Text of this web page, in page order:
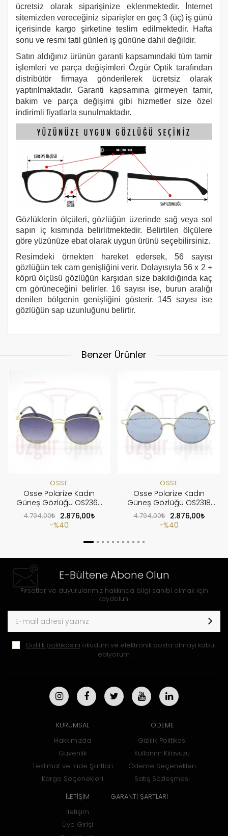
ücretsiz olarak siparişinize eklenmektedir. İnternet
sitemizden vereceğiniz siparişler en geç 3 (üç) iş günü
içerisinde kargo şirketine teslim edilmektedir. Hafta
sonu ve resmi tatil günleri iş gününe dahil değildir.
Satın aldığınız ürünün garanti kapsamındaki tüm tamir
işlemleri ve parça değişimleri Özgür Optik tarafından
distribütör firmaya gönderilerek ücretsiz olarak
yaptırılmaktadır. Garanti kapsamına girmeyen tamir,
bakım ve parça değişimi gibi hizmetler size özel
indirimli fiyatlarla sunulmaktadır.
Gözlüklerin ölçüleri, gözlüğün üzerinde sağ veya sol
sapın iç kısmında belirlitmektedir. Belirtilen ölçülere
göre yüzünüze ebat olarak uygun ürünü seçebilirsiniz.
Resimdeki örnekten hareket edersek, 56 sayısı
gözlüğün tek cam genişliğini verir. Dolayısıyla 56 x 2 +
köprü ölçüsü gözlüğün karşıdan size bakıldığında kaç
cm görüneceğini belirler. 16 sayısı ise, burun aralığı
denilen bölgenin genişliğini gösterir. 145 sayısı ise
gözlüğün sap uzunluğunu belirtir.
Benzer Ürünler
OSSE
Osse Polarize Kadın
Güneş Gözlüğü OS2360
C4
4.794,00
2.876,00
%40
OSSE
Osse Polarize Kadın
Güneş Gözlüğü OS2318
COL02
4.794,00
2.876,00
%40
E-Bültene Abone Olun
Fırsatlar ve duyurularımız hakkında bilgi sahibi olmak için
kaydolun!
Gizlilik politikasını okudum ve elektronik posta almayı kabul
ediyorum.
KURUMSAL
Hakkımızda
Güvenlik
Teslimat ve İade Şartları
Kargo Seçenekleri
ÖDEME
Gizlilik Politikası
Kullanım Kılavuzu
Ödeme Seçenekleri
Satış Sözleşmesi
İLETİŞİM
İletişim
Üye Girişi
GARANTİ ŞARTLARI